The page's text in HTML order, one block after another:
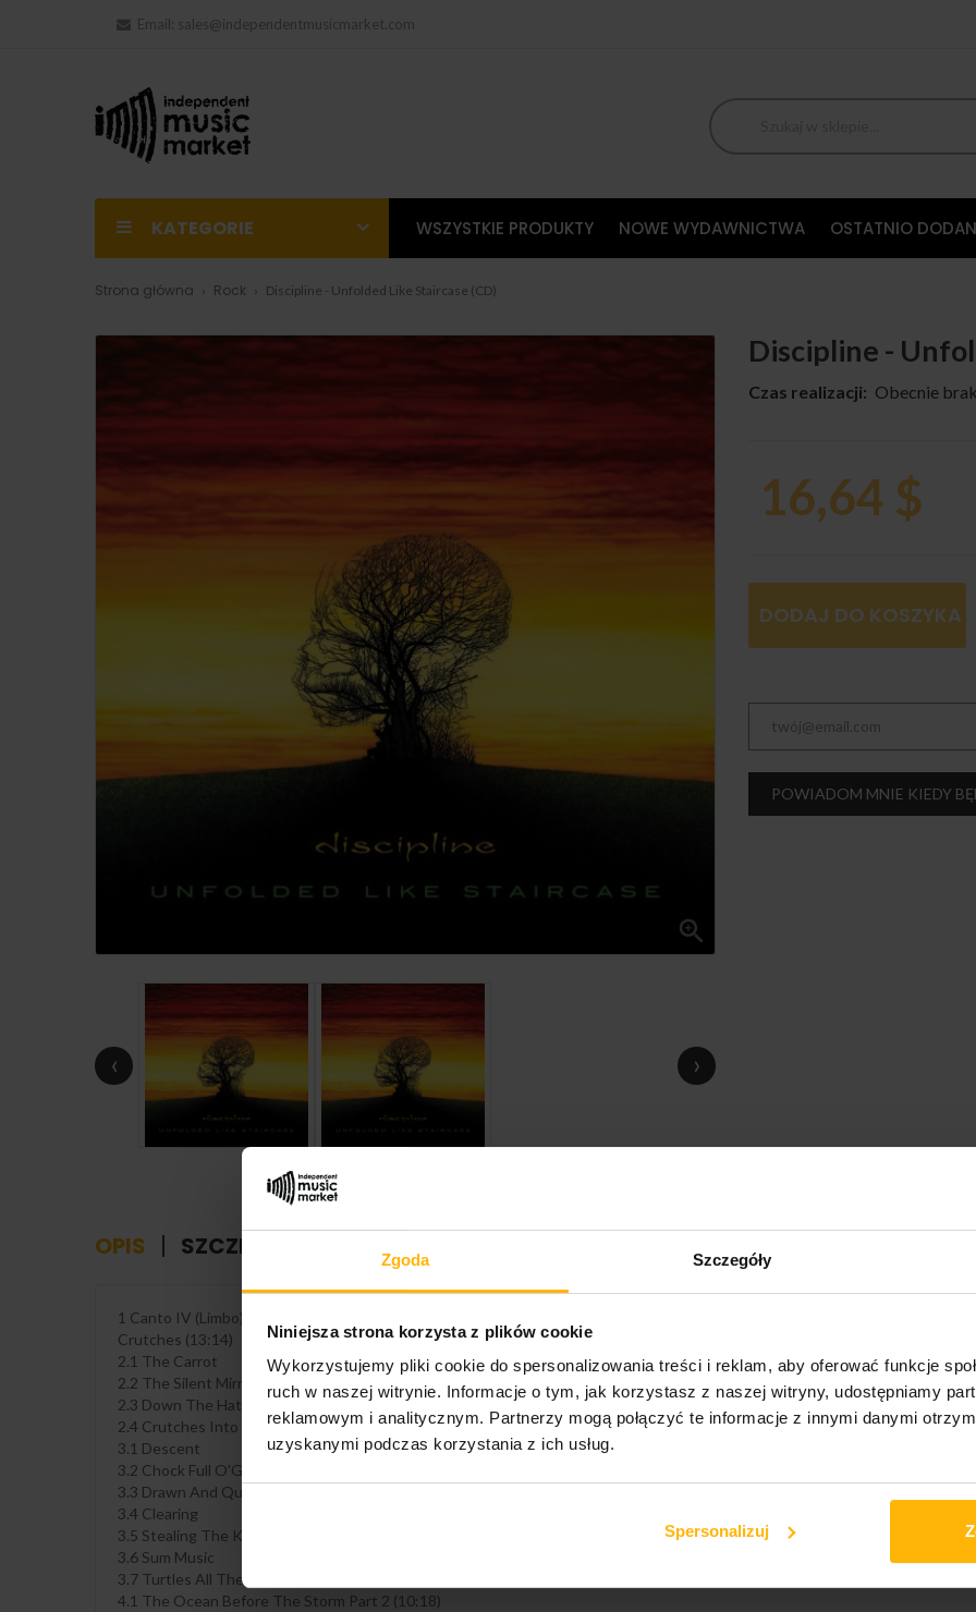
Zgoda Szczegóły
Niniejsza strona korzysta z plików cookie
Wykorzystujemy pliki cookie do spersonalizowania treści i reklam, aby oferować funkcje
ruch w naszej witrynie. Informacje o tym, jak korzystasz z naszej witryny, udostępniamy
reklamowym i analitycznym. Partnerzy mogą połączyć te informacje z innymi danymi
uzyskanymi podczas korzystania z ich usług.
Spersonalizuj
Email: sales@independentmusicmarket.com
KATEGORIE WSZYSTKIE PRODUKTY NOWE WYDAWNICTWA OSTATNIO
Strona główna Rock Discipline - Unfolded Like Staircase (CD)

‹ ›
Discipline -
Czas realizacji: Obecnie
16,64 $
DODAJ DO KOSZYKA
POWIADOM MNIE KIEDY
OPIS SZCZEGÓŁY PRODUKTU
1 Canto IV (Limbo) 13:44
Crutches (13:14)
2.1 The Carrot
2.2 The Silent Mirror
2.3 Down The Hatch
2.4 Crutches Into The Dream (22:04)
3.1 Descent
3.2 Chock Full O'Guts
3.3 Drawn And Quartered
3.4 Clearing
3.5 Stealing The Key
3.6 Sum Music
3.7 Turtles All The Way Down Before The Storm Part 1 (5:20)
4.1 The Ocean Before The Storm Part 2 (10:18)